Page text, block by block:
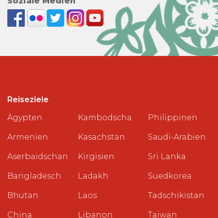
Reiseziele
Ägypten
Armenien
Aserbaidschan
Bangladesch
Bhutan
China
Kambodscha
Kasachstan
Kirgisien
Ladakh
Laos
Libanon
Philippinen
Saudi-Arabien
Sri Lanka
Suedkorea
Tadschikistan
Taiwan